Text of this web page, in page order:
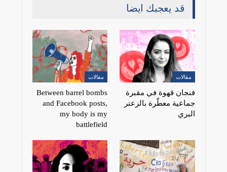
قد يعجبك ايضا
مقالات
فنجان قهوة في مقبرة
جماعية معطّرة بالزعتر
البري
مقالات
Between barrel bombs
and Facebook posts,
my body is my
battlefield